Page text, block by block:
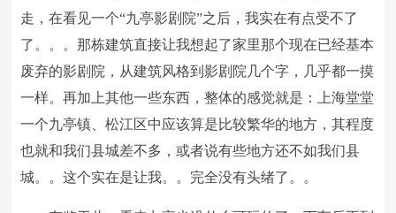
走，在看见一个“九亭影剧院”之后，我实在有点受不了
了。。。那栋建筑直接让我想起了家里那个现在已经基本
废弃的影剧院，从建筑风格到影剧院几个字，几乎都一摸
一样。再加上其他一些东西，整体的感觉就是：上海堂堂
一个九亭镇、松江区中应该算是比较繁华的地方，其程度
也就和我们县城差不多，或者说有些地方还不如我们县
城。。这个实在是让我。。完全没有头绪了。。